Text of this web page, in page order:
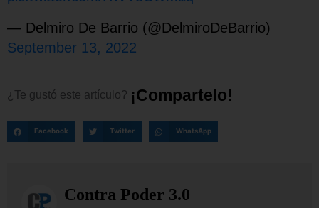
— Delmiro De Barrio (@DelmiroDeBarrio)
September 13, 2022
¿Te gustó este artículo? ¡Compartelo!
Facebook Twitter WhatsApp
Contra Poder 3.0